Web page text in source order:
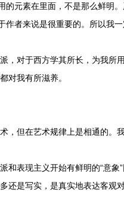
元素在里面，不是那么鲜明
作者来说是很重要的。所以我
对于西方学其所长，为我所
对我有所滋养。
但在艺术规律上是相通的。我
表现主义开始有鲜明的“意象
还是写实，是真实地表达客观